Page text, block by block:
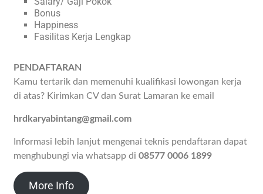
Bonus
Happiness
Fasilitas Kerja Lengkap
PENDAFTARAN
Kamu tertarik dan memenuhi kualifikasi lowongan kerja
di atas? Kirimkan CV dan Surat Lamaran ke email
hrdkaryabintang@gmail.com
Informasi lebih lanjut mengenai teknis pendaftaran dapat
menghubungi via whatsapp di08577 0006 1899
More Info